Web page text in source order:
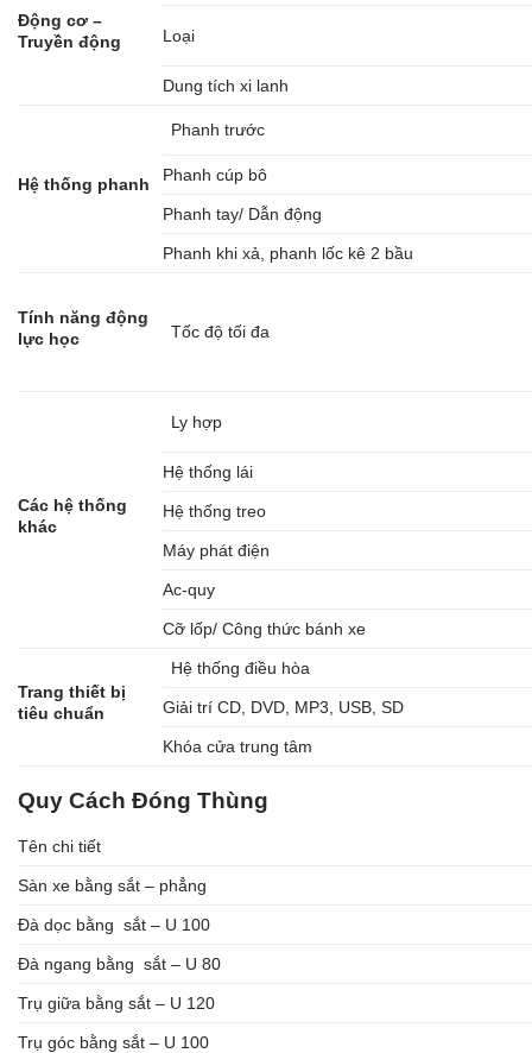
Động cơ –
Truyền động
Loại
Dung tích xi lanh
Hệ thống phanh
Phanh trước
Phanh cúp bô
Phanh tay/ Dẫn động
Phanh khi xả, phanh lốc kê 2 bầu
Tính năng động
lực học
Tốc độ tối đa
Các hệ thống
khác
Ly hợp
Hệ thống lái
Hệ thống treo
Máy phát điện
Ac-quy
Cỡ lốp/ Công thức bánh xe
Trang thiết bị
tiêu chuẩn
Hệ thống điều hòa
Giải trí CD, DVD, MP3, USB, SD
Khóa cửa trung tâm
Quy Cách Đóng Thùng
Tên chi tiết
Sàn xe bằng sắt – phẳng
Đà dọc bằng sắt – U 100
Đà ngang bằng sắt – U 80
Trụ giữa bằng sắt – U 120
Trụ góc bằng sắt – U 100